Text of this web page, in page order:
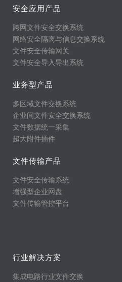
安全应用产品
跨网文件安全交换系统
网络安全隔离与信息交换系统
文件安全传输网关
文件安全导入导出系统
业务型产品
多区域文件交换系统
企业间文件安全交换系统
文件数据统一采集
超大附件插件
文件传输产品
文件安全传输系统
增强型企业网盘
文件传输管控平台
行业解决方案
集成电路行业文件交换